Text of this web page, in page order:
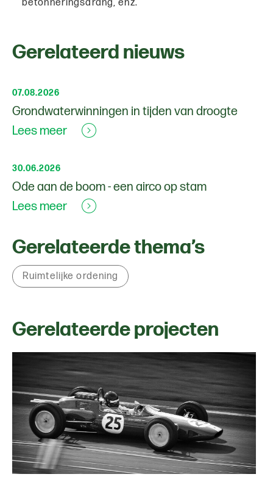
betonneringsdrang, enz.
Gerelateerd nieuws
07.08.2026
Grondwaterwinningen in tijden van droogte
Lees meer
30.06.2026
Ode aan de boom - een airco op stam
Lees meer
Gerelateerde thema’s
Ruimtelijke ordening
Gerelateerde projecten